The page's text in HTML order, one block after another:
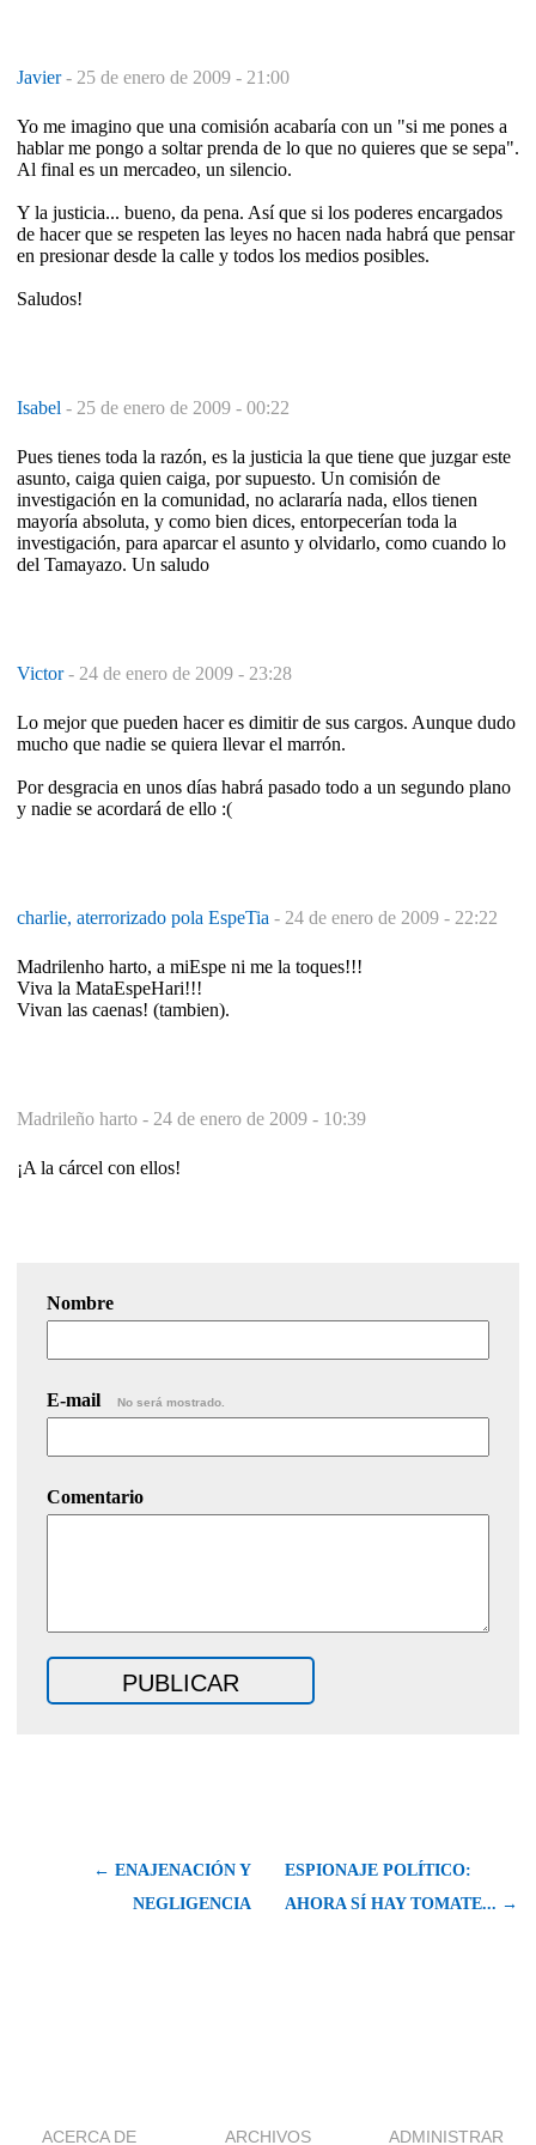
Javier- 25 de enero de 2009 - 21:00
Yo me imagino que una comisión acabaría con un "si me pones a
hablar me pongo a soltar prenda de lo que no quieres que se sepa".
Al final es un mercadeo, un silencio.
Y la justicia... bueno, da pena. Así que si los poderes encargados
de hacer que se respeten las leyes no hacen nada habrá que pensar
en presionar desde la calle y todos los medios posibles.
Saludos!
Isabel - 25 de enero de 2009 - 00:22
Pues tienes toda la razón, es la justicia la que tiene que juzgar este
asunto, caiga quien caiga, por supuesto. Un comisión de
investigación en la comunidad, no aclararía nada, ellos tienen
mayoría absoluta, y como bien dices, entorpecerían toda la
investigación, para aparcar el asunto y olvidarlo, como cuando lo
del Tamayazo. Un saludo
Victor- 24 de enero de 2009 - 23:28
Lo mejor que pueden hacer es dimitir de sus cargos. Aunque dudo
mucho que nadie se quiera llevar el marrón.
Por desgracia en unos días habrá pasado todo a un segundo plano
y nadie se acordará de ello :(
charlie, aterrorizado pola EspeTia - 24 de enero de 2009 - 22:22
Madrilenho harto, a miEspe ni me la toques!!!
Viva la MataEspeHari!!!
Vivan las caenas! (tambien).
Madrileño harto - 24 de enero de 2009 - 10:39
¡A la cárcel con ellos!
Nombre
E-mail No será mostrado.
Comentario
← ENAJENACIÓN Y
NEGLIGENCIA
ESPIONAJE POLÍTICO:
AHORA SÍ HAY TOMATE... →
ACERCA DE ARCHIVOS ADMINISTRAR